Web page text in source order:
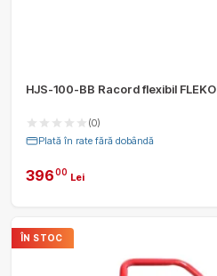
HJS-100-BB Racord flexibil FLEKO
(0)
Plată în rate fără dobândă
39600 Lei
ÎN STOC